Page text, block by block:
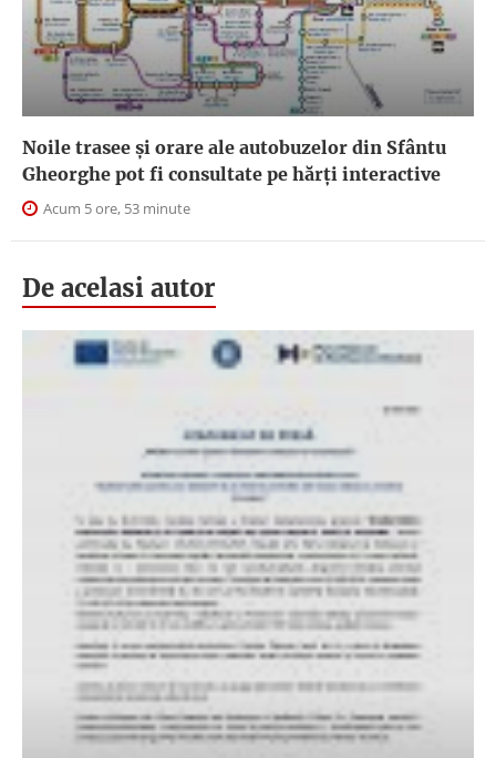
Noile trasee și orare ale autobuzelor din Sfântu
Gheorghe pot fi consultate pe hărți interactive
Acum 5 ore, 53 minute
De acelasi autor